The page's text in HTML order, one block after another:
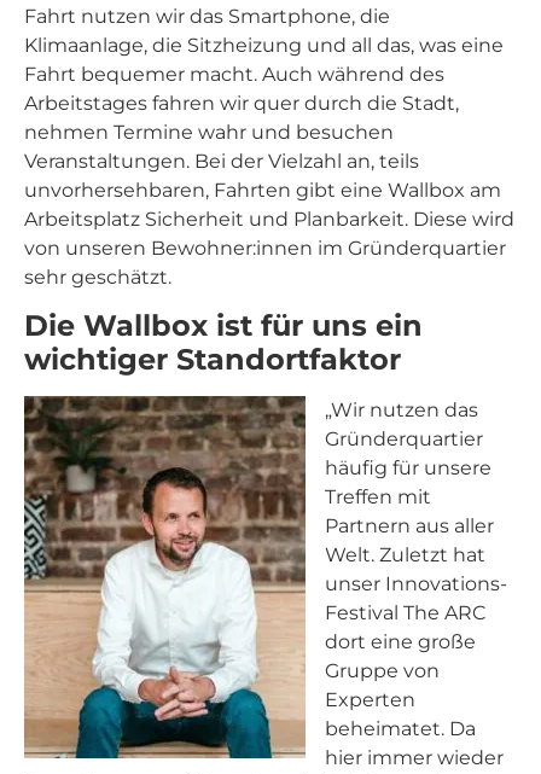
Fahrt nutzen wir das Smartphone, die
Klimaanlage, die Sitzheizung und all das, was eine
Fahrt bequemer macht. Auch während des
Arbeitstages fahren wir quer durch die Stadt,
nehmen Termine wahr und besuchen
Veranstaltungen. Bei der Vielzahl an, teils
unvorhersehbaren, Fahrten gibt eine Wallbox am
Arbeitsplatz Sicherheit und Planbarkeit. Diese wird
von unseren Bewohner:innen im Gründerquartier
sehr geschätzt.
Die Wallbox ist für uns ein
wichtiger Standortfaktor
„Wir nutzen das
Gründerquartier
häufig für unsere
Treffen mit
Partnern aus aller
Welt. Zuletzt hat
unser Innovations-
Festival The ARC
dort eine große
Gruppe von
Experten
beheimatet. Da
hier immer wieder